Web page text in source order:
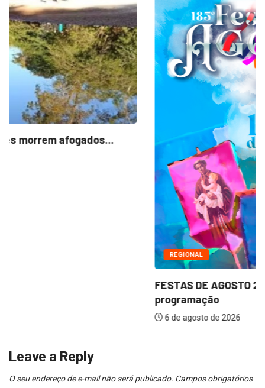
FESTAS DE AGOSTO 2026: Prefeitura divulga
Leave a Reply
O seu endereço de e-mail não será publicado. Campos obrigatórios